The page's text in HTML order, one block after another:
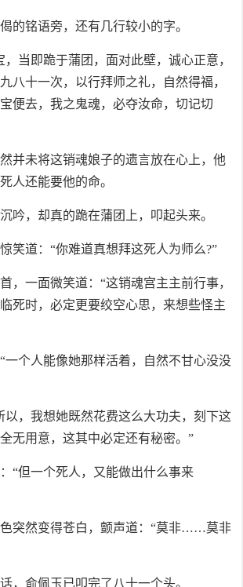
的铭语旁，还有几行较小的字。
，当即跪于蒲团，面对此壁，诚心正意，
八十一次，以行拜师之礼，自然得福，
便去，我之鬼魂，必夺汝命，切记切
并未将这销魂娘子的遗言放在心上，他
人还能要他的命。
吟，却真的跪在蒲团上，叩起头来。
笑道：“你难道真想拜这死人为师么?”
，一面微笑道：“这销魂宫主主前行事，
死时，必定更要绞空心思，来想些怪主
一个人能像她那样活着，自然不甘心没没
以，我想她既然花费这么大功夫，刻下这
无用意，这其中必定还有秘密。”
“但一个死人，又能做出什么事来
突然变得苍白，颤声道：“莫非……莫非
，俞佩玉已叩完了八十一个头。